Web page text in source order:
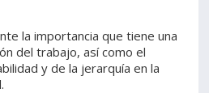
la importancia que tiene una
del trabajo, así como el
y de la jerarquía en la